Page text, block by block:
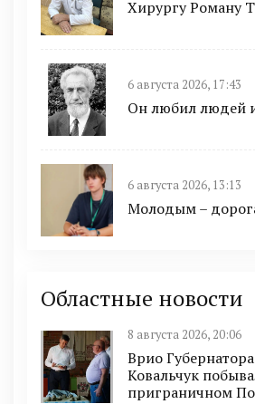
Хирургу Роману
6 августа 2026, 17:43
Он любил людей
6 августа 2026, 13:13
Молодым –
Областные новости
8 августа 2026, 20:06
Врио
Ковальчук
приграничном